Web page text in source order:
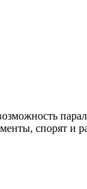
спорят